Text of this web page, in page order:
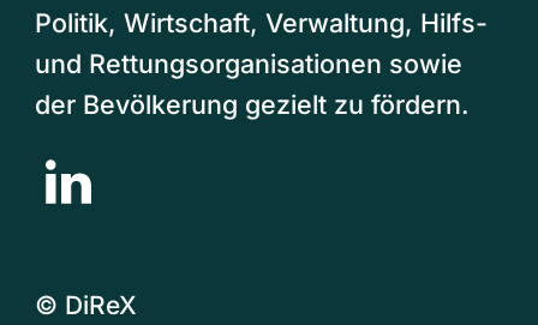
Politik, Wirtschaft, Verwaltung, Hilfs-
und Rettungsorganisationen sowie
der Bevölkerung gezielt zu fördern.
© DiReX